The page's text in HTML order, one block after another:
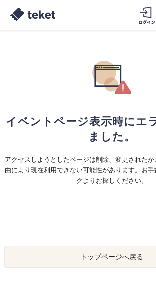
イベントページ表示時にエ
ました。
アクセスしようとしたページは削除、変更された
由により現在利用できない可能性があります。お
クよりお探しください。
トップページへ戻る